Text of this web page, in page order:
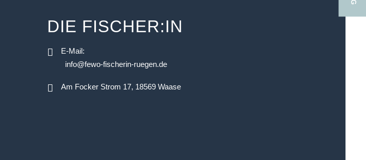
DIE FISCHER:IN
E-Mail:
info@fewo-fischerin-ruegen.de
Am Focker Strom 17, 18569 Waase